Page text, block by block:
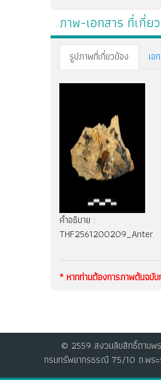
ภาพ-เอกสาร ที่เกี่ย
รูปภาพที่เกี่ยวข้อง เอ
คำอธิบาย :
* หากท่านต้องการภาพต้นฉ
© 2559 สงวนลิขสิทธิ์ตาม
กรมทรัพยากรธรณี 75/10 ถ.พระ